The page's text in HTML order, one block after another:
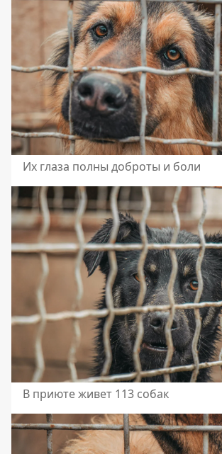
Их глаза полны доброты и боли
В приюте живет 113 собак